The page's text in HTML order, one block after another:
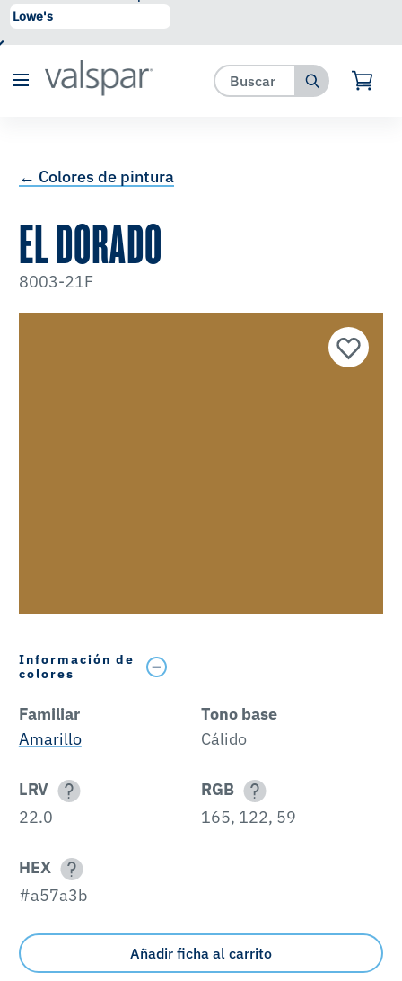
se ha agregado a favoritos.
← Colores de pintura
EL DORADO
8003-21F
Información de
colores
Familiar
Amarillo
Tono base
Cálido
LRV
22.0
RGB
165, 122, 59
HEX
#a57a3b
Añadir ficha al carrito